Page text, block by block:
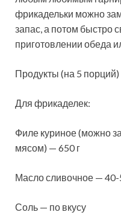
фрикадельки можно
запас, а потом быстро
приготовлении обеда
Продукты (на 5 порций)
Для фрикаделек:
Филе куриное (можно
мясом) — 650 г
Масло сливочное — 40-
Соль — по вкусу